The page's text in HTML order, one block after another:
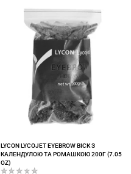
LYCON LYCOJET EYEBROW ВІСК З
КАЛЕНДУЛОЮ ТА РОМАШКОЮ 200Г (7.05
OZ)